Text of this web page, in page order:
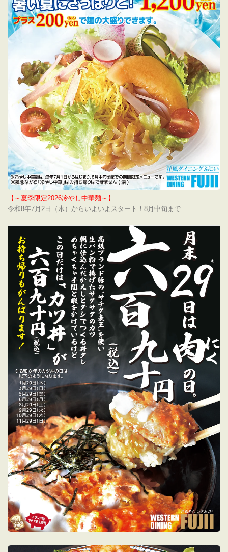
【～夏季限定2026冷やし中華麺～】
令和8年7月2日（木）からいよいよスタート！8月中旬まで